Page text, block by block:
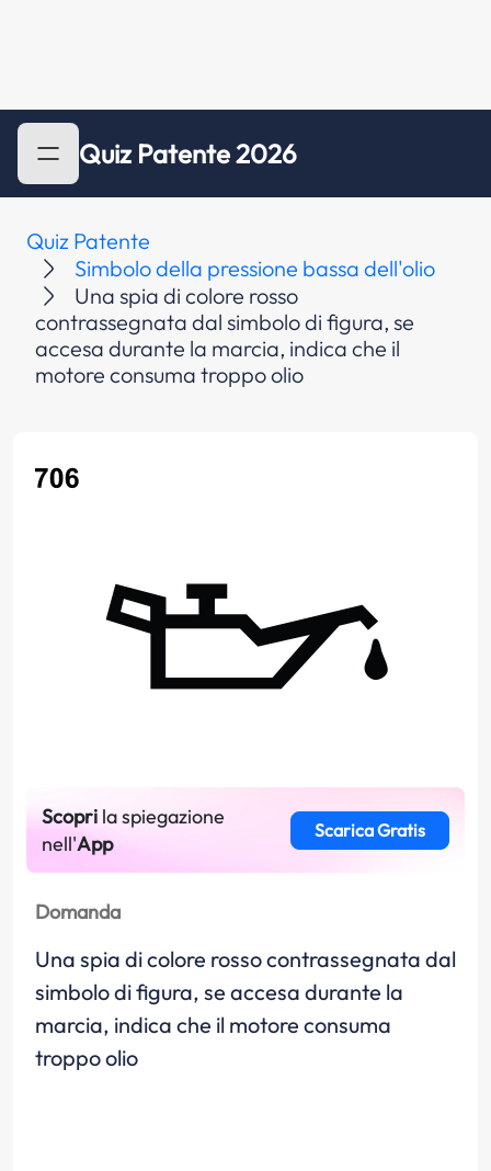
Quiz Patente 2026
Quiz Patente
Simbolo della pressione bassa dell'olio
Una spia di colore rosso
contrassegnata dal simbolo di figura, se
accesa durante la marcia, indica che il
motore consuma troppo olio
Scopri la spiegazione
nell'App
Scarica Gratis
Domanda
Una spia di colore rosso contrassegnata dal
simbolo di figura, se accesa durante la
marcia, indica che il motore consuma
troppo olio